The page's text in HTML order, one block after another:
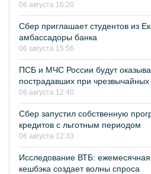
06 августа 16:20
Сбер приглашает студентов из
амбассадоры банка
06 августа 15:56
ПСБ и МЧС России будут
пострадавших при чрезвычайных
06 августа 12:40
Сбер запустил собственную
кредитов с льготным периодом
06 августа 12:33
Исследование ВТБ: ежемесячная
кешбэка создает волны спроса